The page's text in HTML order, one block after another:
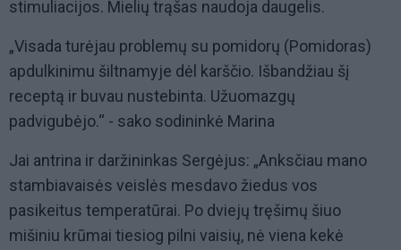
stimuliacijos. Mielių trąšas naudoja daugelis.
„Visada turėjau problemų su pomidorų (Pomidoras)
apdulkinimu šiltnamyje dėl karščio. Išbandžiau šį
receptą ir buvau nustebinta. Užuomazgų
padvigubėjo.“ - sako sodininkė Marina
Jai antrina ir daržininkas Sergėjus: „Anksčiau mano
stambiavaisės veislės mesdavo žiedus vos
pasikeitus temperatūrai. Po dviejų tręšimų šiuo
mišiniu krūmai tiesiog pilni vaisių, nė viena kekė